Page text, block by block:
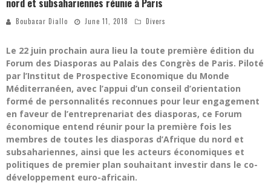
nord et subsahariennes réunie à Paris
Boubacar Diallo June 11, 2018 Divers
Le 22 juin prochain aura lieu la toute première édition du
Forum des Diasporas au Palais des Congrès de Paris. Piloté
par l’Institut de Prospective Economique du Monde
Méditerranéen, avec l’appui d’un conseil d’orientation
formé de personnalités reconnues pour leur engagement
en faveur de l’entreprenariat des diasporas, ce Forum
économique entend réunir pour la première fois les
membres de toutes les diasporas d’Afrique du nord et
subsahariennes, ainsi que les acteurs économiques et
politiques de premier plan souhaitant investir dans le co-
développement euro-africain.